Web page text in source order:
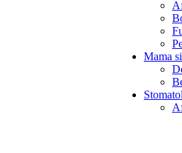
Mama